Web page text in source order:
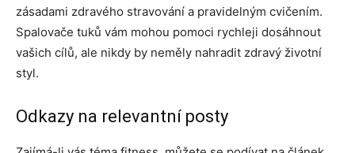
zásadami zdravého stravování a pravidelným cvičením.
Spalovače tuků vám mohou pomoci rychleji dosáhnout
vašich cílů, ale nikdy by neměly nahradit zdravý životní
styl.
Odkazy na relevantní posty